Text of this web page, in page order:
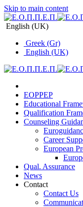
Skip to main content
English (UK)
Greek (Gr)
English (UK)
EOPPEP
Educational
Qualification
Counseling
Career
Εuropean
Qual. Assurance
News
Contact
Contact Us